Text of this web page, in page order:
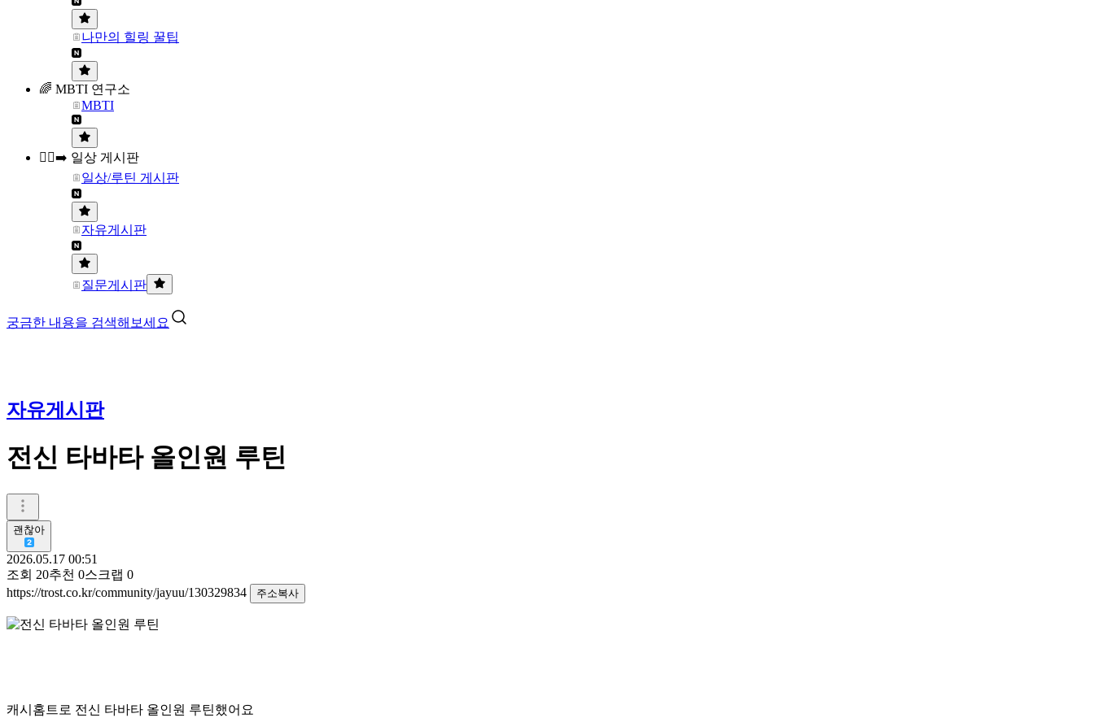
나만의 힐링 꿀팁
🌈 MBTI 연구소
MBTI
🏃‍♀️‍➡️ 일상 게시판
일상/루틴 게시판
자유게시판
질문게시판
궁금한 내용을 검색해보세요
자유게시판
전신 타바타 올인원 루틴
괜찮아
2026.05.17 00:51
조회 20추천 0스크랩 0
https://trost.co.kr/community/jayuu/130329834
주소복사
캐시홈트로 전신 타바타 올인원 루틴했어요